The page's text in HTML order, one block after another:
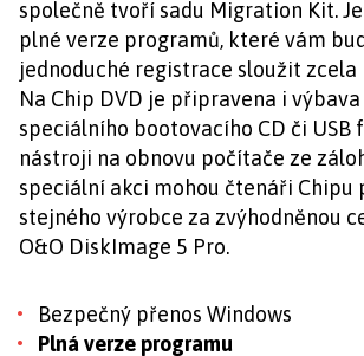
společně tvoří sadu Migration Kit.
plné verze programů, které vám
jednoduché registrace sloužit zcela
Na Chip DVD je připravena i
speciálního bootovacího CD či USB
nástroji na obnovu počítače ze
speciální akci mohou čtenáři Chipu
stejného výrobce za zvýhodněnou
O&O DiskImage 5 Pro.
Bezpečný přenos Windows
Plná verze programu